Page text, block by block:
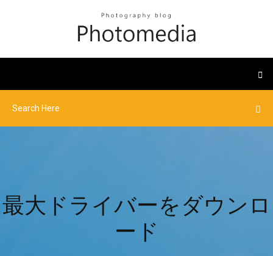
最大ドライバーをダウンロ
ード